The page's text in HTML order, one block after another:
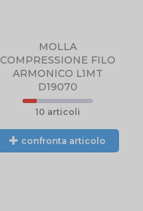
MOLLA
COMPRESSIONE FILO
ARMONICO L1MT
D19070
10 articoli
confronta articolo